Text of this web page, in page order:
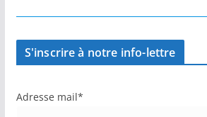
S'inscrire à notre info-lettre
Adresse mail*